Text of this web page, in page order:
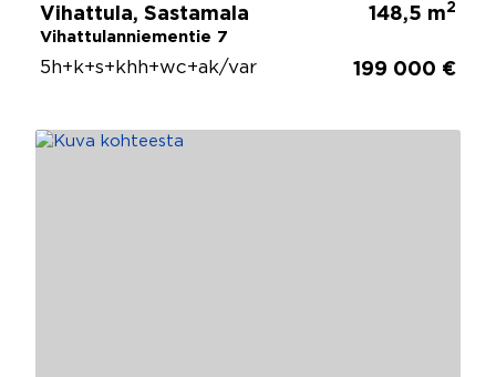
Vihattula, Sastamala
Vihattulanniementie 7
148,5 m2
5h+k+s+khh+wc+ak/var 199 000 €